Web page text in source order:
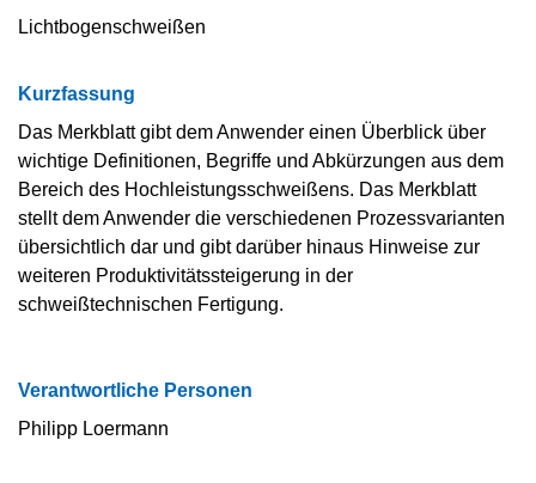
Lichtbogenschweißen
Kurzfassung
Das Merkblatt gibt dem Anwender einen Überblick über
wichtige Definitionen, Begriffe und Abkürzungen aus dem
Bereich des Hochleistungsschweißens. Das Merkblatt
stellt dem Anwender die verschiedenen Prozessvarianten
übersichtlich dar und gibt darüber hinaus Hinweise zur
weiteren Produktivitätssteigerung in der
schweißtechnischen Fertigung.
Verantwortliche Personen
Philipp Loermann